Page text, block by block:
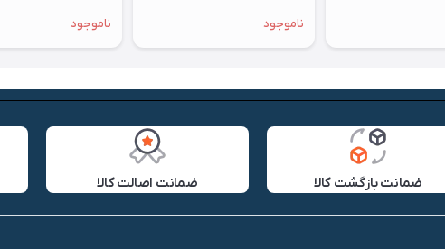
ناموجود
ناموجود
ضمانت بازگشت کالا ضمانت اصالت کالا